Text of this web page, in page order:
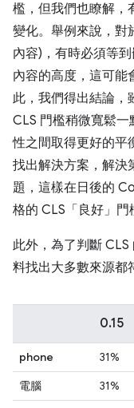
檻，但我們也瞭解，
變化。舉例來說，對
內容)，有時必須等
內容的高度，這可能
此，我們得出結論，
CLS 門檻稍微寬鬆
性之間取得更好的平
找出解決方案，解決
題，這樣在日後的
格的 CLS「良好」門
此外，為了判斷
料找出大多數來源都
0.15
phone 31%
電腦
31%